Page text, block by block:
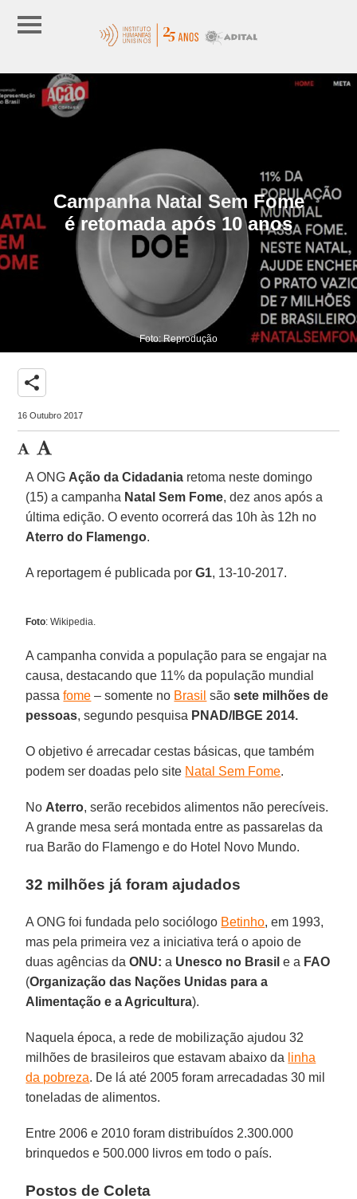
Campanha Natal Sem Fome
é retomada após 10 anos
Foto: Reprodução
share
16 Outubro 2017
A ONG Ação da Cidadania retoma neste domingo
(15) a campanha Natal Sem Fome, dez anos após a
última edição. O evento ocorrerá das 10h às 12h no
Aterro do Flamengo.
A reportagem é publicada porG1, 13-10-2017.
Foto: Wikipedia.
A campanha convida a população para se engajar na
causa, destacando que 11% da população mundial
passafome – somente no Brasil sãosete milhões de
pessoas, segundo pesquisa PNAD/IBGE 2014.
O objetivo é arrecadar cestas básicas, que também
podem ser doadas pelo site Natal Sem Fome.
No Aterro, serão recebidos alimentos não perecíveis.
A grande mesa será montada entre as passarelas da
rua Barão do Flamengo e do Hotel Novo Mundo.
32 milhões já foram ajudados
A ONG foi fundada pelo sociólogo Betinho, em 1993,
mas pela primeira vez a iniciativa terá o apoio de
duas agências daONU: a Unesco no Brasil e a FAO
(Organização das Nações Unidas para a
Alimentação e a Agricultura).
Naquela época, a rede de mobilização ajudou 32
milhões de brasileiros que estavam abaixo da linha
da pobreza. De lá até 2005 foram arrecadadas 30 mil
toneladas de alimentos.
Entre 2006 e 2010 foram distribuídos 2.300.000
brinquedos e 500.000 livros em todo o país.
Postos de Coleta